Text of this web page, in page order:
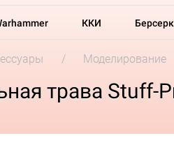
ККИ Берсерк
Моделирование
трава Stuff-